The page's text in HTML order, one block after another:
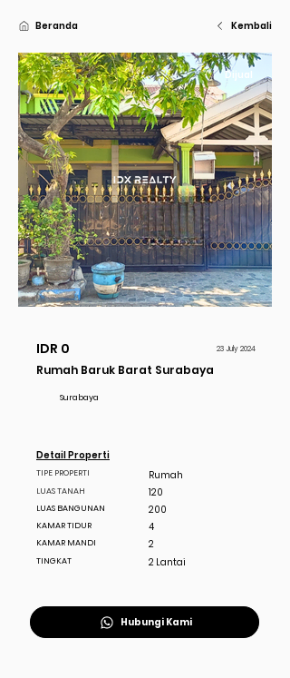
Beranda Kembali
Dijual
IDR 0 23 July 2024
Rumah Baruk Barat Surabaya
Surabaya
Detail Properti
TIPE PROPERTI
LUAS TANAH
LUAS BANGUNAN
KAMAR TIDUR
KAMAR MANDI
TINGKAT
Rumah
120
200
4
2
2 Lantai
Hubungi Kami